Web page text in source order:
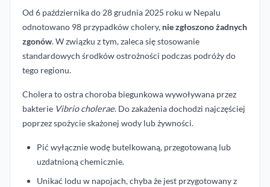
Od 6 października do 28 grudnia 2025 roku w Nepalu
odnotowano 98 przypadków cholery, nie zgłoszono żadnych
zgonów. W związku z tym, zaleca się stosowanie
standardowych środków ostrożności podczas podróży do
tego regionu.
Cholera to ostra choroba biegunkowa wywoływana przez
bakterie Vibrio cholerae. Do zakażenia dochodzi najczęściej
poprzez spożycie skażonej wody lub żywności.
Pić wyłącznie wodę butelkowaną, przegotowaną lub
uzdatnioną chemicznie.
Unikać lodu w napojach, chyba że jest przygotowany z